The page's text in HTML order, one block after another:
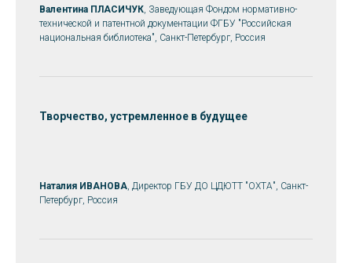
Валентина ПЛАСИЧУК , Заведующая Фондом нормативно-
технической и патентной документации ФГБУ "Российская
национальная библиотека", Санкт-Петербург, Россия
Творчество, устремленное в будущее
Наталия ИВАНОВА , Директор ГБУ ДО ЦДЮТТ "ОХТА", Санкт-
Петербург, Россия